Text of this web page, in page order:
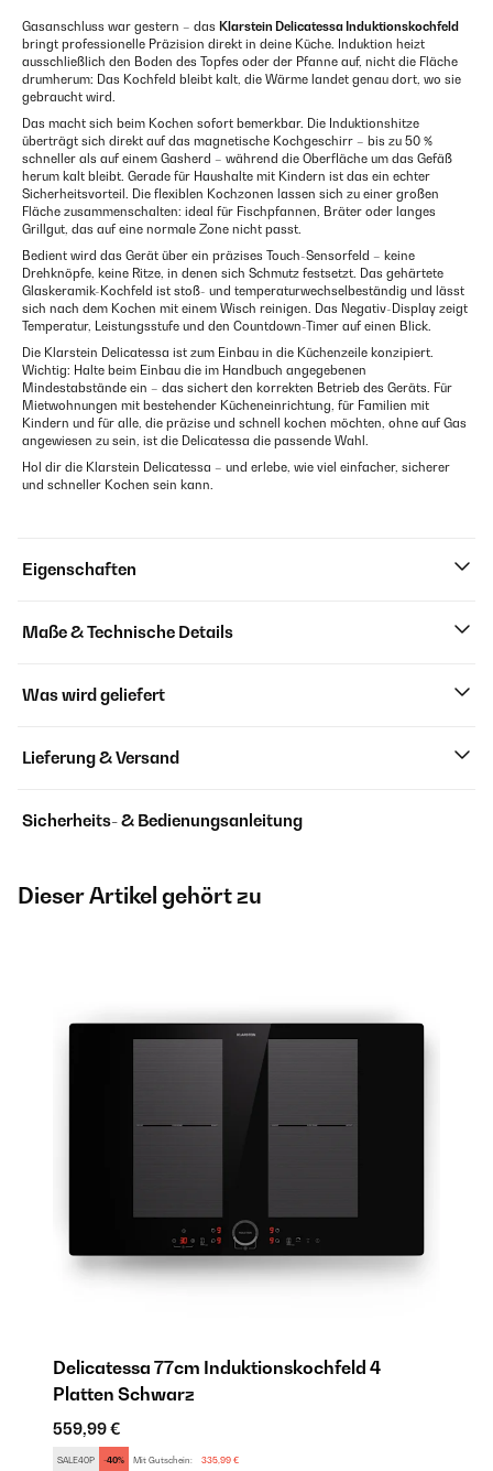
Gasanschluss war gestern – das Klarstein Delicatessa Induktionskochfeld
bringt professionelle Präzision direkt in deine Küche. Induktion heizt
ausschließlich den Boden des Topfes oder der Pfanne auf, nicht die Fläche
drumherum: Das Kochfeld bleibt kalt, die Wärme landet genau dort, wo sie
gebraucht wird.
Das macht sich beim Kochen sofort bemerkbar. Die Induktionshitze
überträgt sich direkt auf das magnetische Kochgeschirr – bis zu 50 %
schneller als auf einem Gasherd – während die Oberfläche um das Gefäß
herum kalt bleibt. Gerade für Haushalte mit Kindern ist das ein echter
Sicherheitsvorteil. Die flexiblen Kochzonen lassen sich zu einer großen
Fläche zusammenschalten: ideal für Fischpfannen, Bräter oder langes
Grillgut, das auf eine normale Zone nicht passt.
Bedient wird das Gerät über ein präzises Touch-Sensorfeld – keine
Drehknöpfe, keine Ritze, in denen sich Schmutz festsetzt. Das gehärtete
Glaskeramik-Kochfeld ist stoß- und temperaturwechselbeständig und lässt
sich nach dem Kochen mit einem Wisch reinigen. Das Negativ-Display zeigt
Temperatur, Leistungsstufe und den Countdown-Timer auf einen Blick.
Die Klarstein Delicatessa ist zum Einbau in die Küchenzeile konzipiert.
Wichtig: Halte beim Einbau die im Handbuch angegebenen
Mindestabstände ein – das sichert den korrekten Betrieb des Geräts. Für
Mietwohnungen mit bestehender Kücheneinrichtung, für Familien mit
Kindern und für alle, die präzise und schnell kochen möchten, ohne auf Gas
angewiesen zu sein, ist die Delicatessa die passende Wahl.
Hol dir die Klarstein Delicatessa – und erlebe, wie viel einfacher, sicherer
und schneller Kochen sein kann.
Eigenschaften
Maße & Technische Details
Was wird geliefert
Lieferung & Versand
Sicherheits- & Bedienungsanleitung
Dieser Artikel gehört zu
Delicatessa 77cm Induktionskochfeld 4
Platten Schwarz
559,99 €
SALE40P -40% Mit Gutschein: 335,99 €